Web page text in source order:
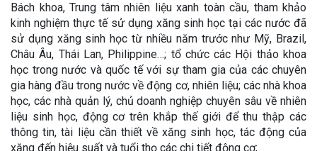
Bách khoa, Trung tâm nhiên liệu xanh toàn cầu, tham khảo
kinh nghiệm thực tế sử dụng xăng sinh học tại các nước đã
sử dụng xăng sinh học từ nhiều năm trước như Mỹ, Brazil,
Châu Âu, Thái Lan, Philippine…; tổ chức các Hội thảo khoa
học trong nước và quốc tế với sự tham gia của các chuyên
gia hàng đầu trong nước về động cơ, nhiên liệu; các nhà khoa
học, các nhà quản lý, chủ doanh nghiệp chuyên sâu về nhiên
liệu sinh học, động cơ trên khắp thế giới để thu thập các
thông tin, tài liệu cần thiết về xăng sinh học, tác động của
xăng đến hiệu suất và tuổi thọ các chi tiết động cơ;